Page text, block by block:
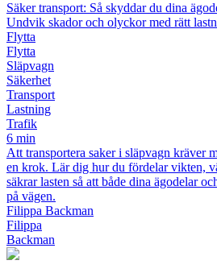
Säker transport: Så skyddar du dina
Undvik skador och olyckor med rätt
Flytta
Flytta
Släpvagn
Säkerhet
Transport
Lastning
Trafik
6 min
Att transportera saker i släpvagn kräver
en krok. Lär dig hur du fördelar vikten,
säkrar lasten så att både dina ägodelar
på vägen.
Filippa Backman
Filippa
Backman